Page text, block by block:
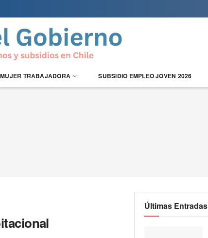
TRABAJADORA SUBSIDIO EMPLEO JOVEN 2026
Últimas Entradas